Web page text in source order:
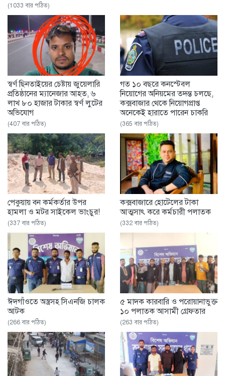
(1033 বার পঠিত)
স্বর্ণ ছিনতাইয়ের চেষ্টায় জুয়েলারি
প্রতিষ্ঠানের ম্যানেজার আহত, ৬
লাখ ৮০ হাজার টাকার স্বর্ণ লুটের
অভিযোগ
(407 বার পঠিত)
গত ১০ বছরে কনস্টেবল
নিয়োগের অনিয়মের তদন্ত চলছে,
কক্সবাজার থেকে নিয়োগপ্রাপ্ত
অনেকেই হারাতে পারেন চাকরি
(365 বার পঠিত)
পেকুয়ায় বন কর্মকর্তার উপর
হামলা ও মটর সাইকেল ভাংচুর!
(337 বার পঠিত)
কক্সবাজারে হোটেলের টাকা
আত্মসাৎ করে কর্মচারী পলাতক
(332 বার পঠিত)
ঈদগাঁওতে অস্ত্রসহ সিএনজি চালক
আটক
(266 বার পঠিত)
৫ মাদক কারবারি ও পরোয়ানাভুক্ত
১০ পলাতক আসামী গ্রেফতার
(263 বার পঠিত)